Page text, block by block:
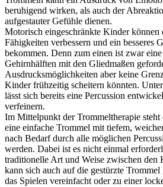
beruhigend wirken, als auch der
aufgestauter Gefühle dienen.
Motorisch eingeschränkte Kinder können
Fähigkeiten verbessern und ein besseres
bekommen. Denn zum einen ist zwar
Gehirnhälften mit den Gliedmaßen
Ausdrucksmöglichkeiten aber keine
Kinder frühzeitig scheitern könnten.
lässt sich bereits eine Percussion
verfeinern.
Im Mittelpunkt der Trommeltherapie steht
eine einfache Trommel mit tiefem,
nach Bedarf durch alle möglichen
werden. Dabei ist es nicht einmal
traditionelle Art und Weise zwischen den
kann sich auch auf die gestürzte
das Spielen vereinfacht oder zu einer